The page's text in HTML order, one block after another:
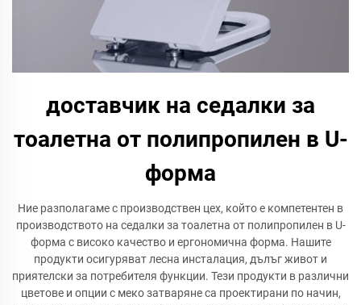
доставчик на седалки за
тоалетна от полипропилен в U-
форма
Ние разполагаме с производствен цех, който е компетентен в
производството на седалки за тоалетна от полипропилен в U-
форма с високо качество и ергономична форма. Нашите
продукти осигуряват лесна инсталация, дълъг живот и
приятелски за потребителя функции. Тези продукти в различни
цветове и опции с меко затваряне са проектирани по начин,